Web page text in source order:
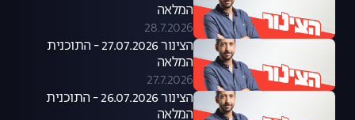
המלאה
28.7.2026
הצינור 27.07.2026 - התוכנית
המלאה
27.7.2026
הצינור 26.07.2026 - התוכנית
המלאה